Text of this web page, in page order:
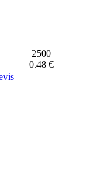
2500
0.48 €